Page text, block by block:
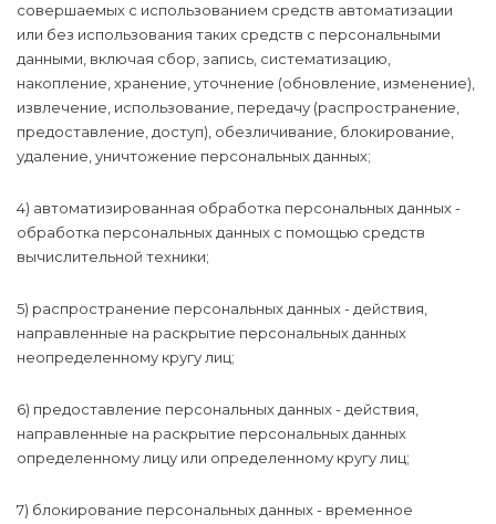
совершаемых с использованием средств автоматизации
или без использования таких средств с персональными
данными, включая сбор, запись, систематизацию,
накопление, хранение, уточнение (обновление, изменение),
извлечение, использование, передачу (распространение,
предоставление, доступ), обезличивание, блокирование,
удаление, уничтожение персональных данных;
4) автоматизированная обработка персональных данных -
обработка персональных данных с помощью средств
вычислительной техники;
5) распространение персональных данных - действия,
направленные на раскрытие персональных данных
неопределенному кругу лиц;
6) предоставление персональных данных - действия,
направленные на раскрытие персональных данных
определенному лицу или определенному кругу лиц;
7) блокирование персональных данных - временное